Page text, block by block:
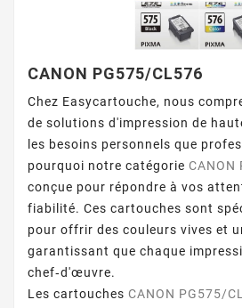
CANON PG575/CL576
Chez Easycartouche, nous
de solutions d'impression de
les besoins personnels que
pourquoi notre catégorie CANON
conçue pour répondre à vos
fiabilité. Ces cartouches sont
pour offrir des couleurs vives et
garantissant que chaque
chef‑d'œuvre.
Les cartouches CANON PG575/